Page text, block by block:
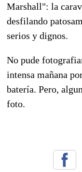
Marshall": la
desfilando
serios y dignos.
No pude
intensa mañana
batería. Pero,
foto.